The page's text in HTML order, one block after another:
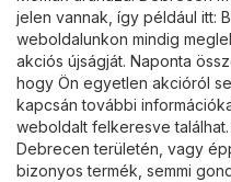
jelen vannak, így például itt:
weboldalunkon mindig
akciós újságját. Naponta
hogy Ön egyetlen akcióról
kapcsán további
weboldalt felkeresve
Debrecen területén, vagy
bizonyos termék, semmi